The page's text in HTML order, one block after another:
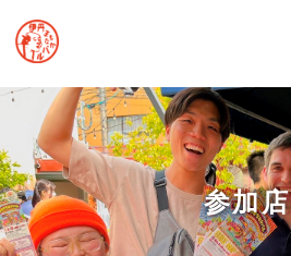
参加店